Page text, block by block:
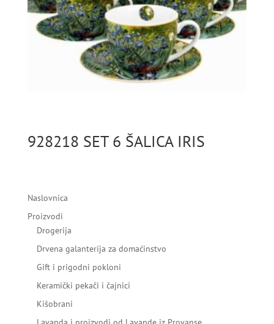
928218 SET 6 ŠALICA IRIS
Naslovnica
Proizvodi
Drogerija
Drvena galanterija za domaćinstvo
Gift i prigodni pokloni
Keramički pekači i čajnici
Kišobrani